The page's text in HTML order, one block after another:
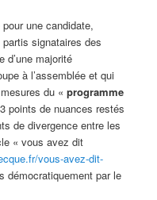
une candidate,
signataires des
d’une majorité
à l’assemblée et qui
du « programme
points de nuances restés
de divergence entre les
« vous avez dit
vous-avez-dit-
démocratiquement par le